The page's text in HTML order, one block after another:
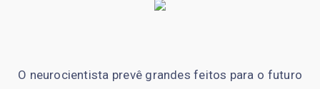
O neurocientista prevê grandes feitos para o futuro